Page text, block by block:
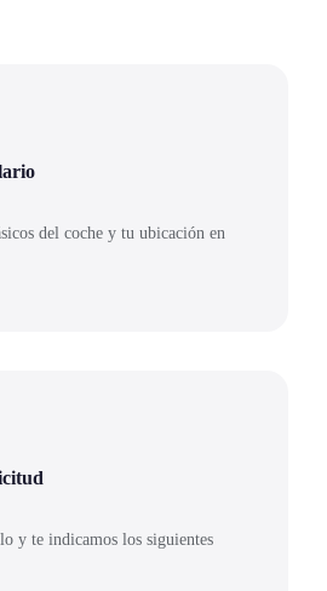
del coche y tu ubicación en
y te indicamos los siguientes